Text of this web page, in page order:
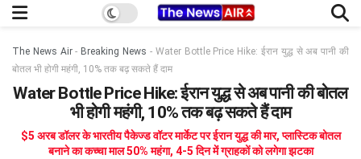
The News Air- Breaking News - Water Bottle Price Hike: ईरान युद्ध से अब पानी की
बोतल भी होगी महंगी, 10% तक बढ़ सकते हैं दाम
Water Bottle Price Hike: ईरान युद्ध से अब पानी की बोतल
भी होगी महंगी, 10% तक बढ़ सकते हैं दाम
$5 अरब डॉलर के भारतीय पैकेज्ड वॉटर मार्केट पर ईरान युद्ध की मार, प्लास्टिक बोतल
बनाने का कच्चा माल 50% महंगा, 4-5 दिन में ग्राहकों को लगेगा झटका